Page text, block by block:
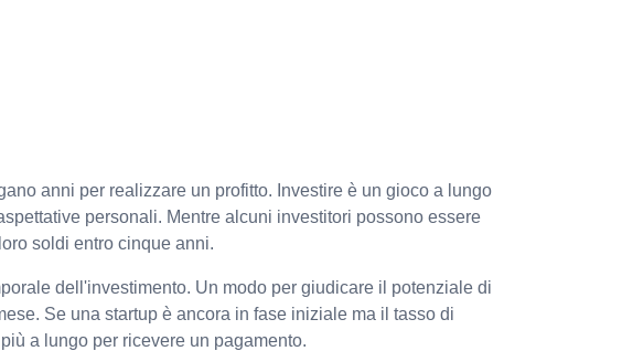
anni per realizzare un profitto. Investire è un gioco a lungo
personali. Mentre alcuni investitori possono essere
soldi entro cinque anni.
dell'investimento. Un modo per giudicare il potenziale di
Se una startup è ancora in fase iniziale ma il tasso di
a lungo per ricevere un pagamento.